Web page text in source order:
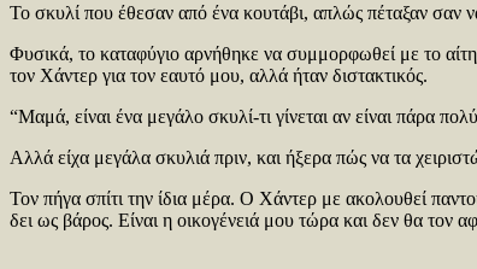
Το σκυλί που έθεσαν από ένα κουτάβι, απλώς πέταξαν σαν
Φυσικά, το καταφύγιο αρνήθηκε να συμμορφωθεί με το
τον Χάντερ για τον εαυτό μου, αλλά ήταν διστακτικός.
“Μαμά, είναι ένα μεγάλο σκυλί-τι γίνεται αν είναι πάρα
Αλλά είχα μεγάλα σκυλιά πριν, και ήξερα πώς να τα
Τον πήγα σπίτι την ίδια μέρα. Ο Χάντερ με ακολουθεί
δει ως βάρος. Είναι η οικογένειά μου τώρα και δεν θα τον